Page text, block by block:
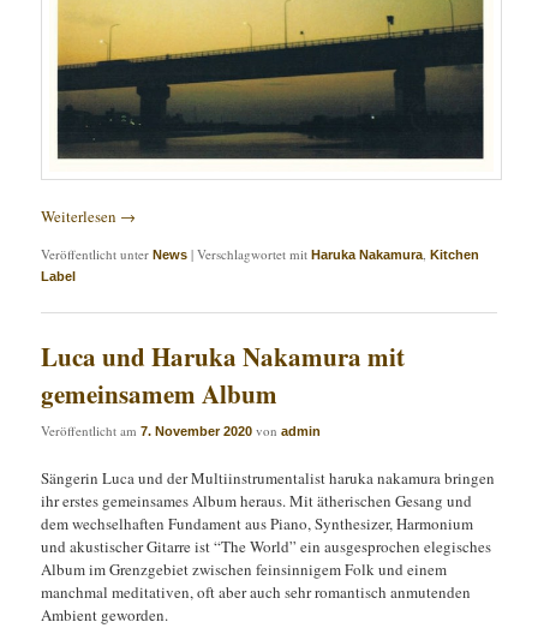
Weiterlesen →
Veröffentlicht unter News |Verschlagwortet mit Haruka Nakamura ,Kitchen
Label
Luca und Haruka Nakamura mit
gemeinsamem Album
Veröffentlicht am7. November 2020 vonadmin
Sängerin Luca und der Multiinstrumentalist haruka nakamura bringen
ihr erstes gemeinsames Album heraus. Mit ätherischen Gesang und
dem wechselhaften Fundament aus Piano, Synthesizer, Harmonium
und akustischer Gitarre ist “The World” ein ausgesprochen elegisches
Album im Grenzgebiet zwischen feinsinnigem Folk und einem
manchmal meditativen, oft aber auch sehr romantisch anmutenden
Ambient geworden.